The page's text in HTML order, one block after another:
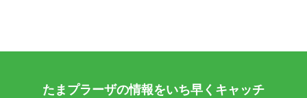
たまプラーザの情報をいち早くキャッチ